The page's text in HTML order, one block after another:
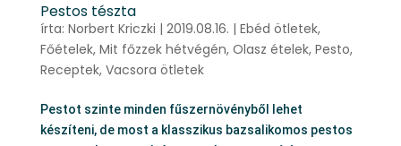
Pestos tészta
írta: Norbert Kriczki | 2019.08.16. | Ebéd ötletek,
Főételek, Mit főzzek hétvégén, Olasz ételek, Pesto,
Receptek, Vacsora ötletek
Pestot szinte minden fűszernövényből lehet
készíteni, de most a klasszikus bazsalikomos pestos